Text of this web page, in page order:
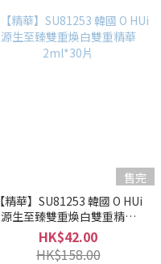
售完
【精華】SU81253 韓國 O HUi
源生至臻雙重煥白雙重精華
2ml*30片
HK$42.00
HK$158.00